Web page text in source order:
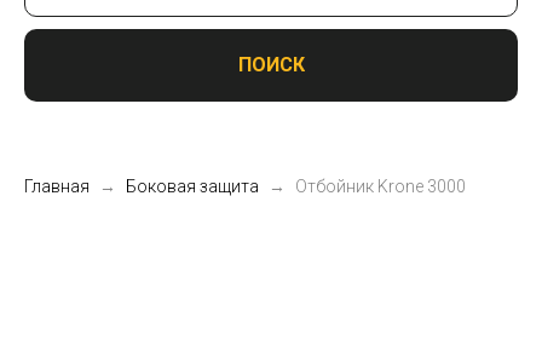
ПОИСК
Главная Боковая защита Отбойник Krone 3000